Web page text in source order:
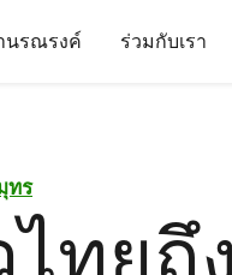
นรณรงค์ ร่วมกับเรา
ทร
ทยถึ